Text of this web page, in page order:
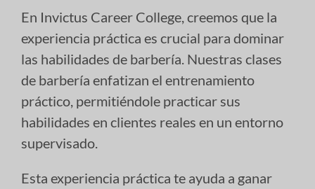
En Invictus Career College, creemos que la
experiencia práctica es crucial para dominar
las habilidades de barbería. Nuestras clases
de barbería enfatizan el entrenamiento
práctico, permitiéndole practicar sus
habilidades en clientes reales en un entorno
supervisado.
Esta experiencia práctica te ayuda a ganar